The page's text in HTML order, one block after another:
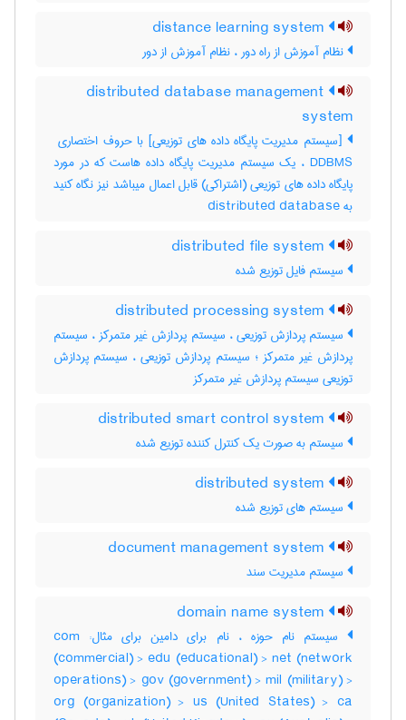
نظام آموزش از راه دور ، نظام آموزش از دور
distributed database management
system
DDBMS ، یک سیستم مدیریت پایگاه داده هاست که در مورد
پایگاه داده های توزیعی (اشتراکی) قابل اعمال میباشد نیز نگاه کنید
به ‎ distributed database
سیستم فایل توزیع شده
سیستم پردازش توزیعی ، سیستم پردازش غیر متمرکز ، سیستم
پردازش غیر متمرکز ؛ سیستم پردازش توزیعی ، سیستم پردازش
توزیعی سیستم پردازش غیر متمرکز
سیستم به صورت یک کنترل کننده توزیع شده
سیستم های توزیع شده
سیستم مدیریت سند
سیستم نام حوزه ، نام برای دامین برای مثال: com
(commercial) > edu (educational) > net (network
operations) > gov (government) > mil (military) >
org (organization) > us (United States) > ca